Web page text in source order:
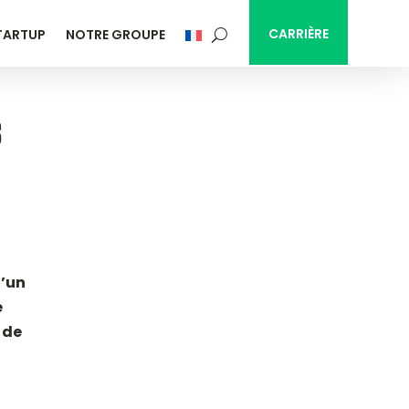
NOTRE GROUPE CARRIÈRE